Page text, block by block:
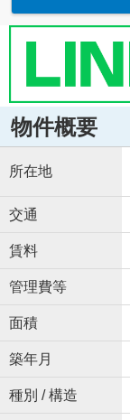
物件概要
所在地
交通
賃料
管理費等
面積
築年月
種別 / 構造